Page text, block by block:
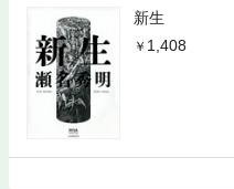
新生
1,408